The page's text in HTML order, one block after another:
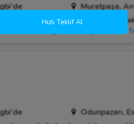
Muratpaşa,
iyi hizmeti sağlamak için
sunmak için buradayız.
daha
Odunpazarı,
Hızlı Teklif Al